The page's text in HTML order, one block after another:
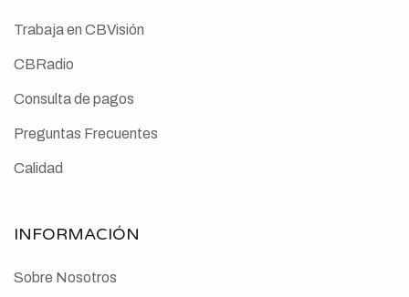
Trabaja en CBVisión
CBRadio
Consulta de pagos
Preguntas Frecuentes
Calidad
INFORMACIÓN
Sobre Nosotros